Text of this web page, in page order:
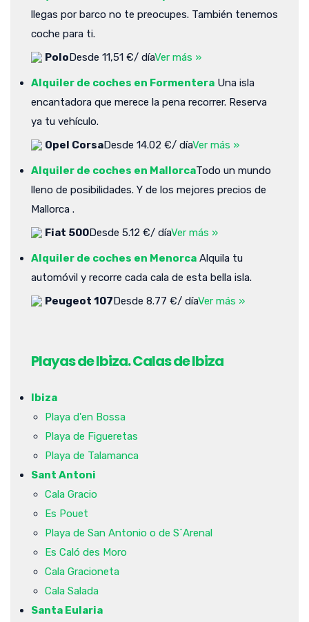
llegas por barco no te preocupes. También tenemos
coche para ti.
PoloDesde 11,51 €/ díaVer más »
Alquiler de coches en Formentera Una isla
encantadora que merece la pena recorrer. Reserva
ya tu vehículo.
Opel CorsaDesde 14.02 €/ díaVer más »
Alquiler de coches en MallorcaTodo un mundo
lleno de posibilidades. Y de los mejores precios de
Mallorca .
Fiat 500Desde 5.12 €/ díaVer más »
Alquiler de coches en Menorca Alquila tu
automóvil y recorre cada cala de esta bella isla.
Peugeot 107Desde 8.77 €/ díaVer más »
Playas de Ibiza. Calas de Ibiza
Ibiza
Playa d'en Bossa
Playa de Figueretas
Playa de Talamanca
Sant Antoni
Cala Gracio
Es Pouet
Playa de San Antonio o de S´Arenal
Es Caló des Moro
Cala Gracioneta
Cala Salada
Santa Eularia